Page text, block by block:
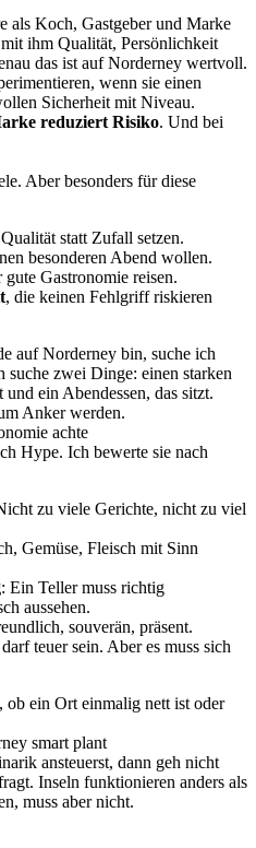
als Koch, Gastgeber und Marke
ihm Qualität, Persönlichkeit
das ist auf Norderney wertvoll.
wenn sie einen
Sicherheit mit Niveau.
reduziert Risiko. Und bei
Aber besonders für diese
statt Zufall setzen.
besonderen Abend wollen.
Gastronomie reisen.
, die keinen Fehlgriff riskieren
auf Norderney bin, suche ich
suche zwei Dinge: einen starken
ein Abendessen, das sitzt.
Anker werden.
achte
Hype. Ich bewerte sie nach
zu viele Gerichte, nicht zu viel
Gemüse, Fleisch mit Sinn
: Ein Teller muss richtig
aussehen.
souverän, präsent.
teuer sein. Aber es muss sich
ob ein Ort einmalig nett ist oder
smart plant
ansteuerst, dann geh nicht
Inseln funktionieren anders als
muss aber nicht.